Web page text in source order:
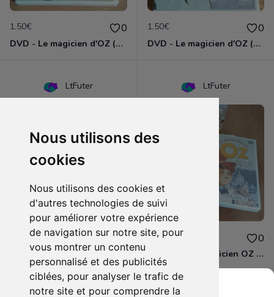
Nous utilisons des
cookies
Nous utilisons des cookies et
d'autres technologies de suivi
pour améliorer votre expérience
de navigation sur notre site, pour
vous montrer un contenu
personnalisé et des publicités
ciblées, pour analyser le trafic de
notre site et pour comprendre la
1.50€ 0
DVD - Le magicien d'OZ (volume 3)
1.50€ 0
DVD - Le magicien d'OZ (volume 4)
LtFuter
1.50€ 0
DVD - Le magicien d'OZ (volume 5)
LtFuter
8.00€ 0
Coffret DVD Magicien OZ Part. 2